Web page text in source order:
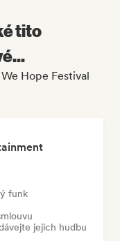
tito
Hope Festival
funk
jejich hudbu